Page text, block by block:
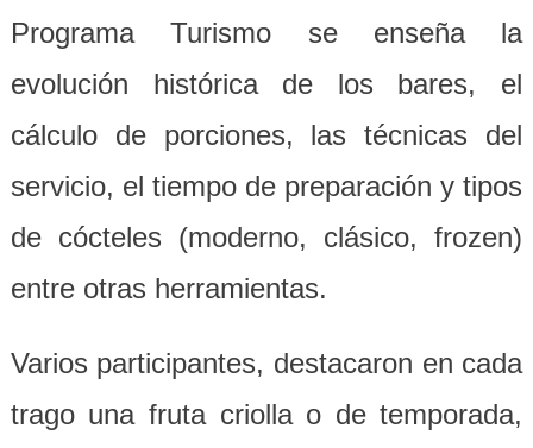
Programa Turismo se enseña la
evolución histórica de los bares, el
cálculo de porciones, las técnicas del
servicio, el tiempo de preparación y tipos
de cócteles (moderno, clásico, frozen)
entre otras herramientas.
Varios participantes, destacaron en cada
trago una fruta criolla o de temporada,